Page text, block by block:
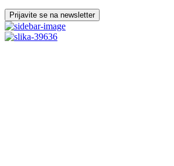
Prijavite se na newsletter